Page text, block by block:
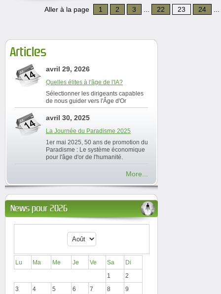
Aller à la page 1 2 3 22 23 24
Articles
avril 29, 2026
Quelles élites à l'âge de l'IA?
Sélectionner les dirigeants capables
de nous guider vers l'Âge d'Or
avril 30, 2025
La Journée du Paradisme 2025
1er mai 2025, 50 ans de promotion du
Paradisme : Le système économique
pour l'âge d'or de l'humanité.
More...
News pour 2026
Lu Ma Me Je Ve Sa
Di
1
2
3
4 5 6 7 8
9